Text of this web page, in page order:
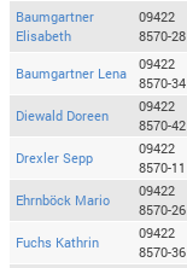
Baumgartner
Elisabeth
09422
8570-28
Baumgartner Lena
09422
8570-34
Diewald Doreen
09422
8570-42
Drexler Sepp
09422
8570-11
Ehrnböck Mario
09422
8570-26
Fuchs Kathrin
09422
8570-36